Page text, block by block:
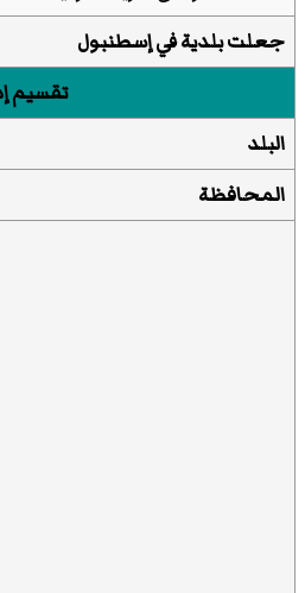
جعلت بلدية في إسطنبول
تقسيم
البلد
المحافظة